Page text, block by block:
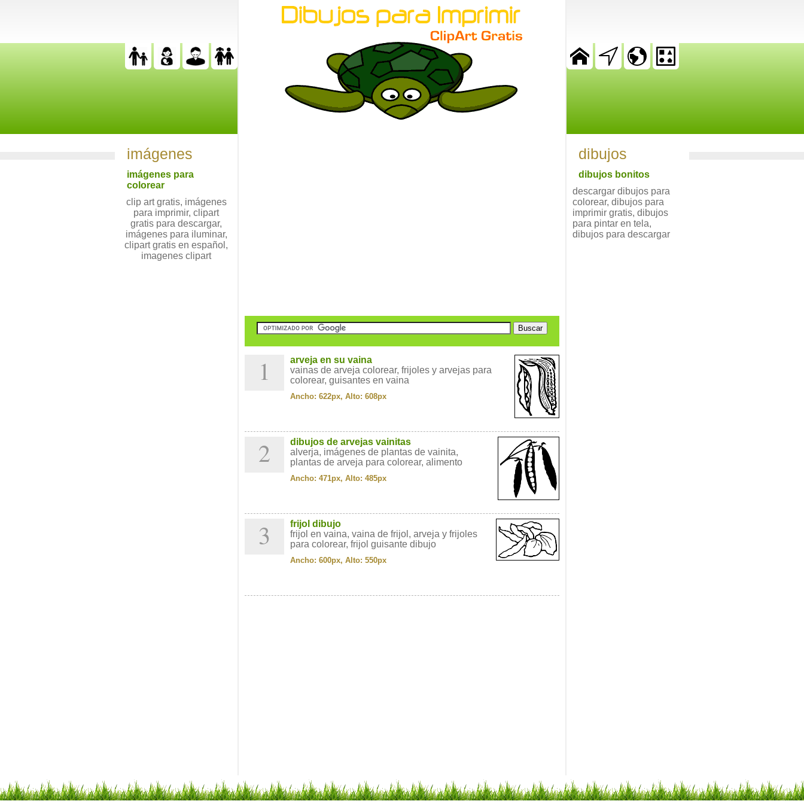
1
arveja en su vaina
vainas de arveja colorear, frijoles y arvejas para
colorear, guisantes en vaina
Ancho: 622px, Alto: 608px
2
dibujos de arvejas vainitas
alverja, imágenes de plantas de vainita,
plantas de arveja para colorear, alimento
Ancho: 471px, Alto: 485px
3
frijol dibujo
frijol en vaina, vaina de frijol, arveja y frijoles
para colorear, frijol guisante dibujo
Ancho: 600px, Alto: 550px
imágenes
imágenes para
colorear
clip art gratis, imágenes
para imprimir, clipart
gratis para descargar,
imágenes para iluminar,
clipart gratis en español,
imagenes clipart
dibujos
dibujos bonitos
descargar dibujos para
colorear, dibujos para
imprimir gratis, dibujos
para pintar en tela,
dibujos para descargar